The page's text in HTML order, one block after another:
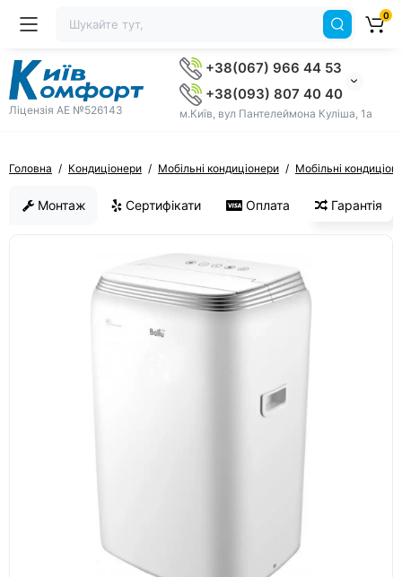
Ліцензія AE №526143
+38(067) 966 44 53
+38(093) 807 40 40
м.Київ, вул Пантелеймона Куліша, 1а
0
Головна Кондиціонери Мобільні кондиціонери Мобільні
Монтаж Сертифікати Оплата Гарантія